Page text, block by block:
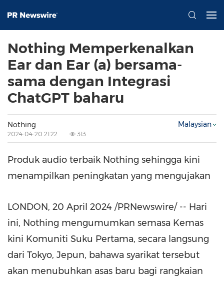
Nothing Memperkenalkan
Ear dan Ear (a) bersama-
sama dengan Integrasi
ChatGPT baharu
Nothing
2024-04-20 21:22 313
Malaysian
Produk audio terbaik Nothing sehingga kini
menampilkan peningkatan yang mengujakan
LONDON, 20 April 2024 /PRNewswire/ -- Hari
ini, Nothing mengumumkan semasa Kemas
kini Komuniti Suku Pertama, secara langsung
dari Tokyo, Jepun, bahawa syarikat tersebut
akan menubuhkan asas baru bagi rangkaian